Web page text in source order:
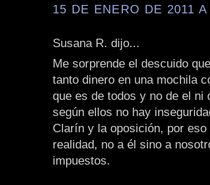
15 DE ENERO DE 2011
Susana R. dijo...
Me sorprende el descuido
tanto dinero en una mochila
que es de todos y no de el ni
según ellos no hay
Clarín y la oposición, por
realidad, no a él sino a
impuestos.